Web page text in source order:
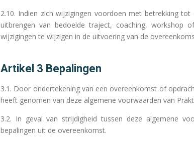
2.10. Indien zich wijzigingen voordoen met betrekking
uitbrengen van bedoelde traject, coaching, workshop
wijzigingen te wijzigen in de uitvoering van de
Artikel 3 Bepalingen
3.1. Door ondertekening van een overeenkomst of
heeft genomen van deze algemene voorwaarden van
3.2. In geval van strijdigheid tussen deze algemene
bepalingen uit de overeenkomst.